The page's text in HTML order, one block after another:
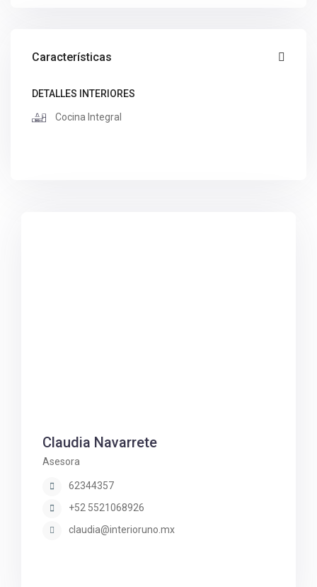
Características
DETALLES INTERIORES
Cocina Integral
Claudia Navarrete
Asesora
62344357
+52 5521068926
claudia@interioruno.mx